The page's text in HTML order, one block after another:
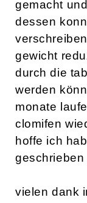
gemacht
dessen
gewicht
durch die
werden
monate
clomifen
hoffe ich
geschrieben
vielen dank